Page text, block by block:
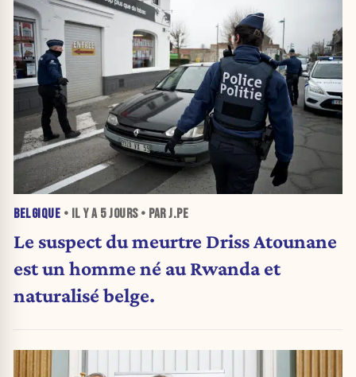
BELGIQUE • IL Y A 5 JOURS• PAR J.PE
Le suspect du meurtre Driss Atounane
est un homme né au Rwanda et
naturalisé belge.